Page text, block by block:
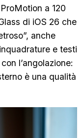
a 120
di iOS 26 che
anche
e testi
l’angolazione:
è una qualità